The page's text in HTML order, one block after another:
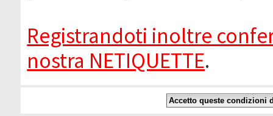
Registrandoti inoltre
nostra NETIQUETTE.